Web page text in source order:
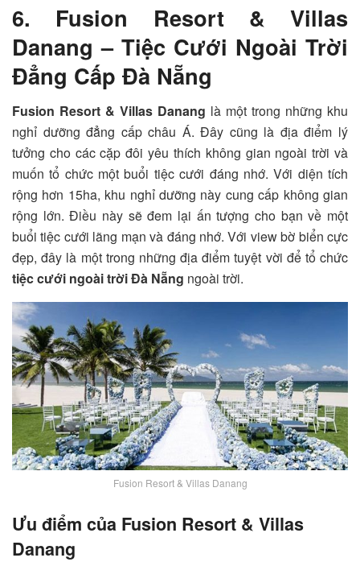
6. Fusion Resort & Villas
Danang – Tiệc Cưới Ngoài Trời
Đẳng Cấp Đà Nẵng
Fusion Resort & Villas Danang là một trong những khu
nghỉ dưỡng đẳng cấp châu Á. Đây cũng là địa điểm lý
tưởng cho các cặp đôi yêu thích không gian ngoài trời và
muốn tổ chức một buổi tiệc cưới đáng nhớ. Với diện tích
rộng hơn 15ha, khu nghỉ dưỡng này cung cấp không gian
rộng lớn. Điều này sẽ đem lại ấn tượng cho bạn về một
buổi tiệc cưới lãng mạn và đáng nhớ. Với view bờ biển cực
đẹp, đây là một trong những địa điểm tuyệt vời để tổ chức
tiệc cưới ngoài trời Đà Nẵng ngoài trời.
Fusion Resort & Villas Danang
Ưu điểm của Fusion Resort & Villas
Danang